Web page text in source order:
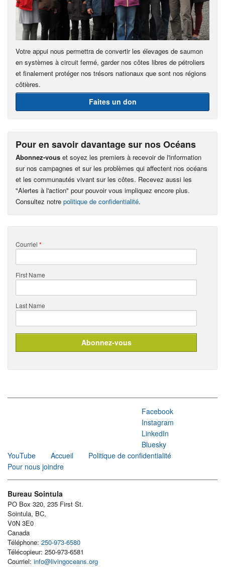
Votre appui nous permettra de convertir les élevages de saumon
en systèmes à circuit fermé, garder nos côtes libres de pétroliers
et finalement protéger nos trésors nationaux que sont nos régions
côtières.
Faites un don
Pour en savoir davantage sur nos Océans
Abonnez-vous et soyez les premiers à recevoir de l'information
sur nos campagnes et sur les problèmes qui affectent nos océans
et les communautés vivant sur les côtes. Recevez aussi les
"Alertes à l'action" pour pouvoir vous impliquez encore plus.
Consultez notre politique de confidentialité.
Courriel *
First Name
Last Name
Facebook
Instagram
LinkedIn
Bluesky
YouTube
Accueil
Politique de confidentialité
Pour nous joindre
Bureau Sointula
PO Box 320, 235 First St.
Sointula, BC,
V0N 3E0
Canada
Téléphone: 250-973-6580
Télécopieur: 250-973-6581
Courriel: info@livingoceans.org